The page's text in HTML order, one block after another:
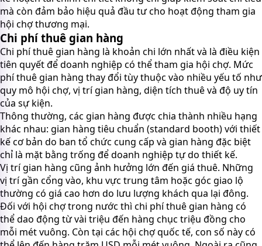
mà còn đảm bảo hiệu quả đầu tư cho hoạt động tham gia
hội chợ thương mại.
Chi phí thuê gian hàng
Chi phí thuê gian hàng là khoản chi lớn nhất và là điều kiện
tiên quyết để doanh nghiệp có thể tham gia hội chợ. Mức
phí thuê gian hàng thay đổi tùy thuộc vào nhiều yếu tố như
quy mô hội chợ, vị trí gian hàng, diện tích thuê và độ uy tín
của sự kiện.
Thông thường, các gian hàng được chia thành nhiều hạng
khác nhau: gian hàng tiêu chuẩn (standard booth) với thiết
kế cơ bản do ban tổ chức cung cấp và gian hàng đặc biệt
chỉ là mặt bằng trống để doanh nghiệp tự do thiết kế.
Vị trí gian hàng cũng ảnh hưởng lớn đến giá thuê. Những
vị trí gần cổng vào, khu vực trung tâm hoặc góc giao lộ
thường có giá cao hơn do lưu lượng khách qua lại đông.
Đối với hội chợ trong nước thì chi phí thuê gian hàng có
thể dao động từ vài triệu đến hàng chục triệu đồng cho
mỗi mét vuông. Còn tại các hội chợ quốc tế, con số này có